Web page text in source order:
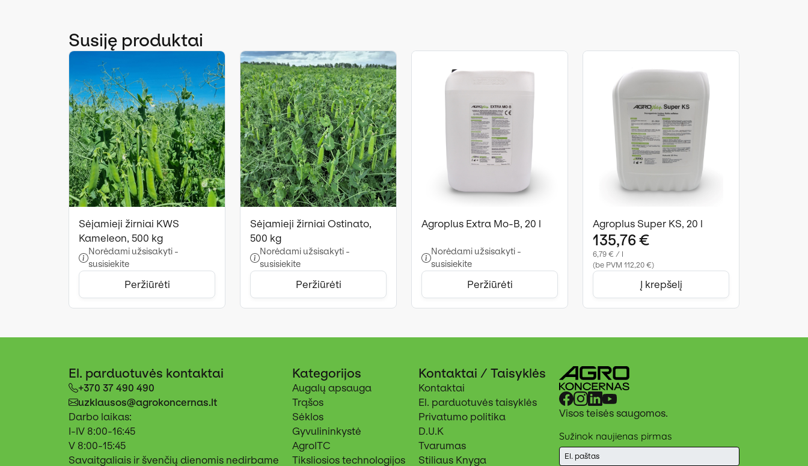
Susiję produktai
Sėjamieji žirniai KWS
Kameleon, 500 kg
Norėdami užsisakyti -
susisiekite
Peržiūrėti
Sėjamieji žirniai Ostinato,
500 kg
Norėdami užsisakyti -
susisiekite
Peržiūrėti
Agroplus Extra Mo-B, 20 l
Norėdami užsisakyti -
susisiekite
Peržiūrėti
Agroplus Super KS, 20 l
135,76 €
6,79 € / l
(be PVM 112,20 €)
Į krepšelį
El. parduotuvės kontaktai
+370 37 490 490
uzklausos@agrokoncernas.lt
Darbo laikas:
I-IV 8:00-16:45
V 8:00-15:45
Savaitgaliais ir švenčių dienomis nedirbame
Kategorijos
Augalų apsauga
Trąšos
Sėklos
Gyvulininkystė
AgroITC
Tiksliosios technologijos
Kontaktai / Taisyklės
Kontaktai
El. parduotuvės taisyklės
Privatumo politika
D.U.K
Tvarumas
Stiliaus Knyga
Visos teisės saugomos.
Sužinok naujienas pirmas